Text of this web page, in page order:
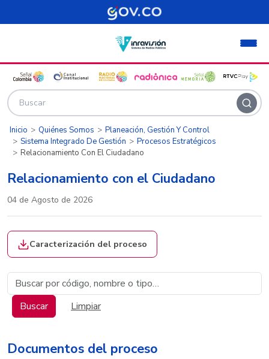
Pasar al contenido principal
Inicio Quiénes Somos
Planeación, Gestión Y Control
Sistema Integrado De Gestión
Procesos Estratégicos
Relacionamiento Con El Ciudadano
Relacionamiento con el Ciudadano
04 de Agosto de 2026
Caracterización del proceso
Buscar documentos
Buscar Limpiar
Documentos del proceso